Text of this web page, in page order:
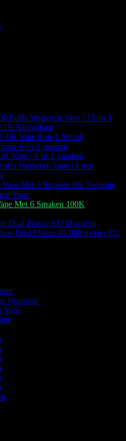
Puffs Wegwerp Vape | 15-in-1
IJs Aanpasbaar
Vape 8-in-1 Smaak
6-in-1 smaken
Vape | 4 in 1 Smaken
Wegwerp Vape | Luxe
Met 5 Smaken 0% Nicotine
Vape
Met 6 Smaken 100K
Dual Flavor EU Magazijn
Dual Flavor 45.000 trekjes EU
Ijsniveau
Vape